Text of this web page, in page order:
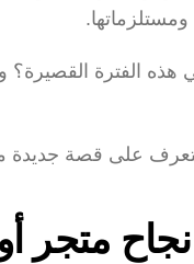
نتعرف على قصة
متجر